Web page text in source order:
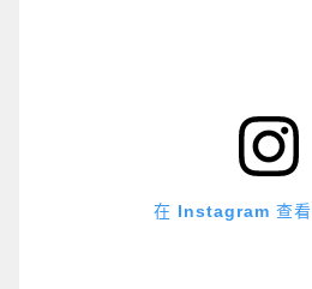
在 Instagram 查看